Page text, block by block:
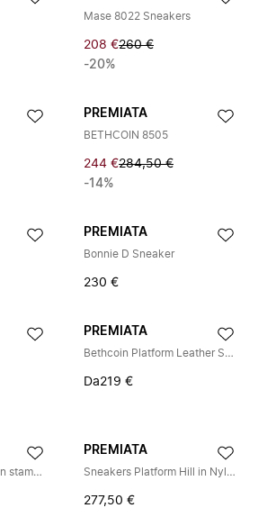
Mase 8022 Sneakers
208 €260 €
-20%
PREMIATA
BETHCOIN 8505
244 €284,50 €
-14%
PREMIATA
Bonnie D Sneaker
230 €
PREMIATA
Bethcoin Platform Leather Sneakers
Da219 €
Sneakers Bonnied con stampa mucca effetto pony
PREMIATA
Sneakers Platform Hill in Nylon
277,50 €